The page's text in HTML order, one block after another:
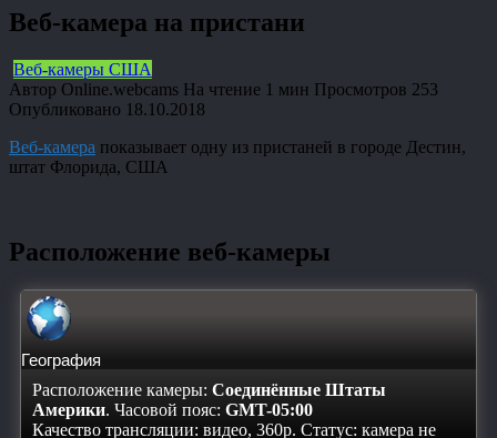
Веб-камера на пристани
Веб-камеры США
Автор Online.webcams На чтение 1 мин Просмотров 253
Опубликовано 18.10.2018
Веб-камера показывает одну из пристаней в городе Дестин,
штат Флорида, США
Расположение веб-камеры
География
Расположение камеры: Соединённые Штаты
Америки. Часовой пояс: GMT-05:00
Качество трансляции: видео, 360p. Статус: камера не